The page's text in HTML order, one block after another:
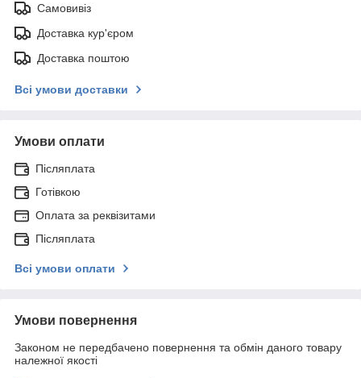
Самовивіз
Доставка кур'єром
Доставка поштою
Всі умови доставки
Умови оплати
Післяплата
Готівкою
Оплата за реквізитами
Післяплата
Всі умови оплати
Умови повернення
Законом не передбачено повернення та обмін даного товару
належної якості